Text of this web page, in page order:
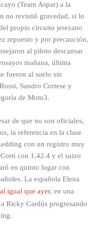
(Team Aspar) a la
no revistió gravedad, si lo
propio circuito jerezano
repuesto y por precaución,
al piloto descansar
mañana, última
fueron al suelo sin
Sandro Cortese y
de Moto3.
de que no son oficiales,
la referencia en la clase
con un registro muy
con 1.42.4 y el suizo
en quinto lugar con
La española Elena
al igual que ayer, en una
Ricky Cardús progresando